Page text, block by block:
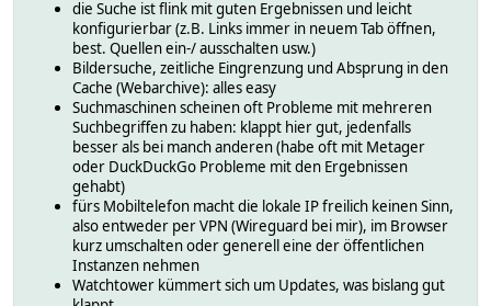
die Suche ist flink mit guten Ergebnissen und leicht
konfigurierbar (z.B. Links immer in neuem Tab öffnen,
best. Quellen ein-/ ausschalten usw.)
Bildersuche, zeitliche Eingrenzung und Absprung in den
Cache (Webarchive): alles easy
Suchmaschinen scheinen oft Probleme mit mehreren
Suchbegriffen zu haben: klappt hier gut, jedenfalls
besser als bei manch anderen (habe oft mit Metager
oder DuckDuckGo Probleme mit den Ergebnissen
gehabt)
fürs Mobiltelefon macht die lokale IP freilich keinen Sinn,
also entweder per VPN (Wireguard bei mir), im Browser
kurz umschalten oder generell eine der öffentlichen
Instanzen nehmen
Watchtower kümmert sich um Updates, was bislang gut